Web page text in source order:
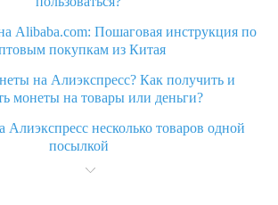
Alibaba.com: Пошаговая инструкция по
покупкам из Китая
на Алиэкспресс? Как получить и
монеты на товары или деньги?
Алиэкспресс несколько товаров одной
посылкой
«Заказ закрыт» на Алиэкспресс и что